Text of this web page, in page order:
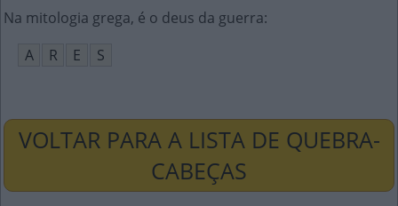
Na mitologia grega, é o deus da guerra:
A
R E S
VOLTAR PARA A LISTA DE QUEBRA-
CABEÇAS